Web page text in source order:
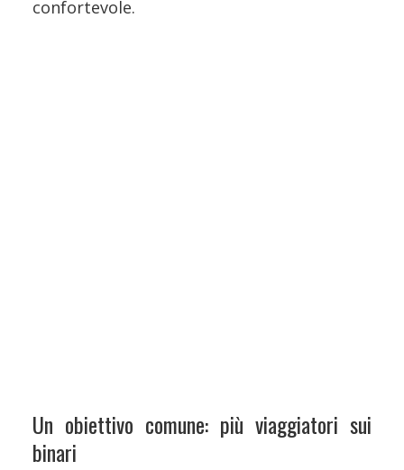
confortevole.
Un obiettivo comune: più viaggiatori sui
binari